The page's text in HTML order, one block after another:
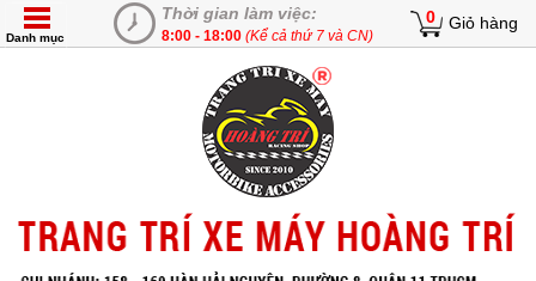
Thời gian làm việc:
8:00 - 18:00 (Kể cả thứ 7 và CN)
0 Giỏ hàng
Danh mục